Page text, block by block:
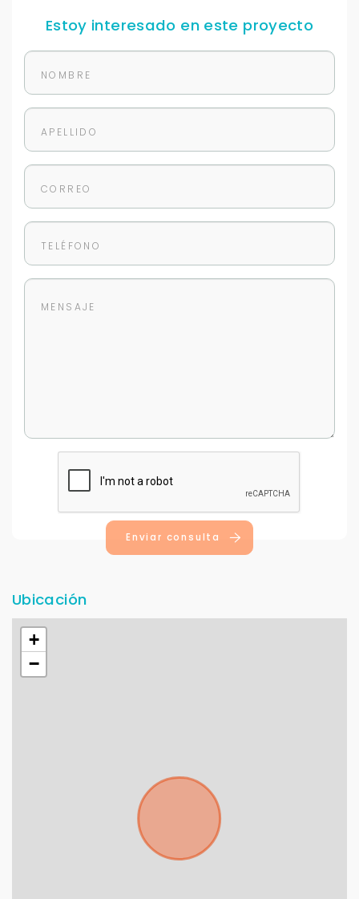
Estoy interesado en este proyecto
Enviar consulta
Ubicación
+
−
Déjanos tus datos para identificar tu consulta en el
sistema de gestión de clientes.